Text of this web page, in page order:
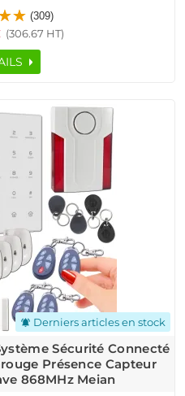
Connecté
(309)
(306.67 HT)
notifications_active Derniers articles en stock
Sécurité Connecté
Présence Capteur
868MHz Meian